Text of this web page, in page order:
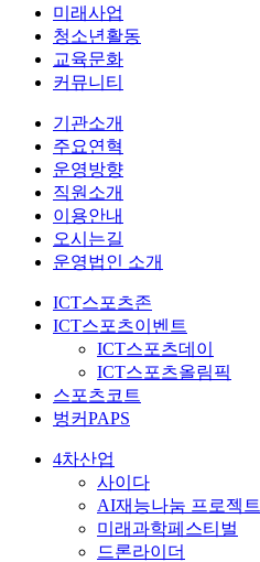
미래사업
청소년활동
교육문화
커뮤니티
기관소개
주요연혁
운영방향
직원소개
이용안내
오시는길
운영법인 소개
ICT스포츠존
ICT스포츠이벤트
ICT스포츠데이
ICT스포츠올림픽
스포츠코트
벙커PAPS
4차산업
사이다
AI재능나눔 프로젝트
미래과학페스티벌
드론라이더